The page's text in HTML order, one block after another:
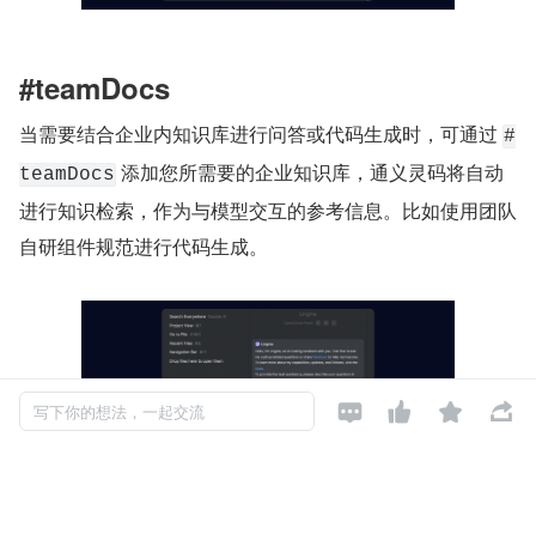
#teamDocs
当需要结合企业内知识库进行问答或代码生成时，可通过 #
teamDocs 添加您所需要的企业知识库，通义灵码将自动
进行知识检索，作为与模型交互的参考信息。比如使用团队
自研组件规范进行代码生成。
写下你的想法，一起交流    